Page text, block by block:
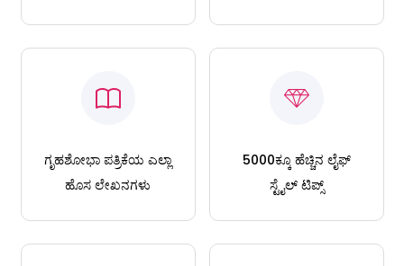
ಗೃಹಶೋಭಾ ಪತ್ರಿಕೆಯ ಎಲ್ಲಾ
ಹೊಸ ಲೇಖನಗಳು
5000ಕ್ಕೂ ಹೆಚ್ಚಿನ ಲೈಫ್
ಸ್ಟೈಲ್ ಟಿಪ್ಸ್